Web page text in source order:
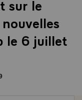
sur le
le 6 juillet